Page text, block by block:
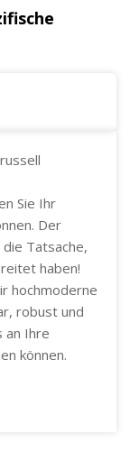
Sie Ihr
Der
Tatsache,
haben!
hochmoderne
robust und
an Ihre
können.